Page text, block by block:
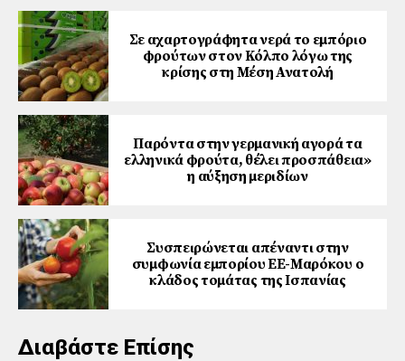
Σε αχαρτογράφητα νερά το εμπόριο
φρούτων στον Κόλπο λόγω της
κρίσης στη Μέση Ανατολή
Παρόντα στην γερμανική αγορά τα
ελληνικά φρούτα, θέλει προσπάθεια»
η αύξηση μεριδίων
Συσπειρώνεται απέναντι στην
συμφωνία εμπορίου ΕΕ-Μαρόκου ο
κλάδος τομάτας της Ισπανίας
Διαβάστε Επίσης